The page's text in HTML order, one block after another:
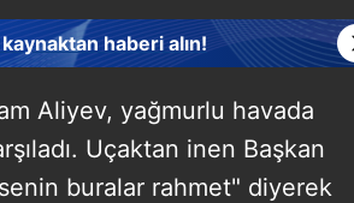
haberi alın!
Aliyev, yağmurlu havada
Uçaktan inen Başkan
buralar rahmet" diyerek